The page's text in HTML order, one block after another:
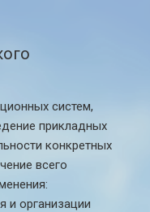
систем,
прикладных
конкретных
всего
и организации